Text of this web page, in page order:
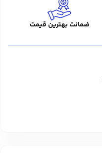
ضمانت بهترین قیمت